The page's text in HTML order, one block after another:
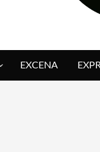
EXCENA